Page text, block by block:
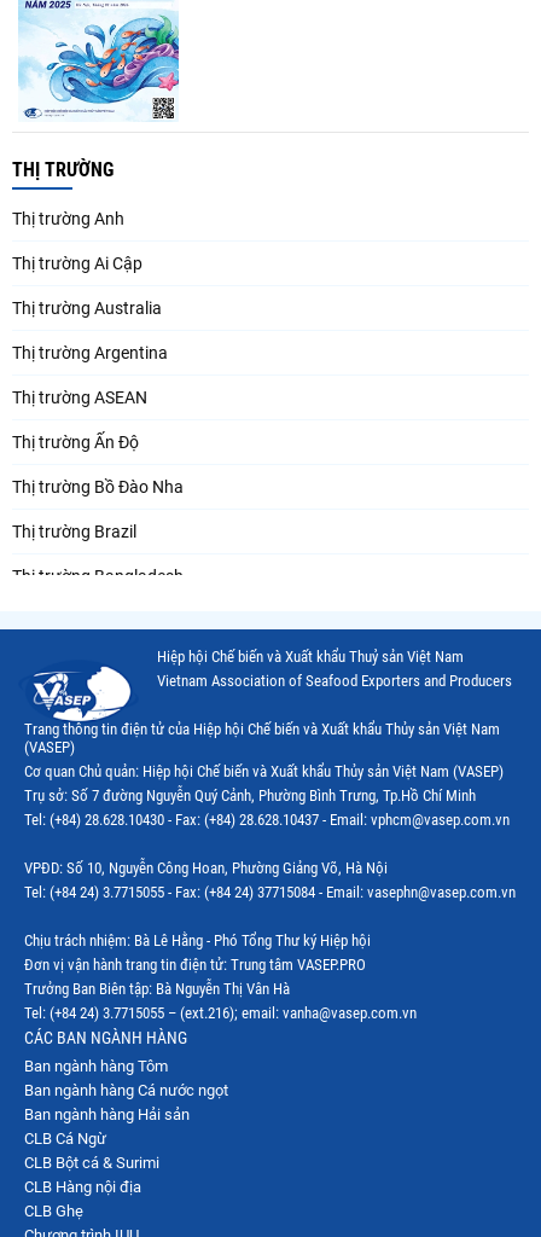
THỊ TRƯỜNG
Thị trường Anh
Thị trường Ai Cập
Thị trường Australia
Thị trường Argentina
Thị trường ASEAN
Thị trường Ấn Độ
Thị trường Bồ Đào Nha
Thị trường Brazil
Thị trường Bangladesh
Thị trường Canada
Thị trường Ecuador
Thị trường EU
Thị trường Indonesia
Thị trường Mỹ
Thị trường Nga
Thị trường Hàn Quốc
Thị trường Nhật Bản
Thị trường Thái Lan
Thị trường Trung Quốc
Thị trường Philippines
Thị trường Tây Ban Nha
Hiệp hội Chế biến và Xuất khẩu Thuỷ sản Việt Nam
Vietnam Association of Seafood Exporters and Producers
Trang thông tin điện tử của Hiệp hội Chế biến và Xuất khẩu Thủy sản Việt Nam
(VASEP)
Cơ quan Chủ quản: Hiệp hội Chế biến và Xuất khẩu Thủy sản Việt Nam (VASEP)
Trụ sở: Số 7 đường Nguyễn Quý Cảnh, Phường Bình Trưng, Tp.Hồ Chí Minh
Tel: (+84) 28.628.10430 - Fax: (+84) 28.628.10437 - Email: vphcm@vasep.com.vn
VPĐD: Số 10, Nguyễn Công Hoan, Phường Giảng Võ, Hà Nội
Tel: (+84 24) 3.7715055 - Fax: (+84 24) 37715084 - Email: vasephn@vasep.com.vn
Chịu trách nhiệm: Bà Lê Hằng - Phó Tổng Thư ký Hiệp hội
Đơn vị vận hành trang tin điện tử: Trung tâm VASEP.PRO
Trưởng Ban Biên tập: Bà Nguyễn Thị Vân Hà
Tel: (+84 24) 3.7715055 – (ext.216); email: vanha@vasep.com.vn
CÁC BAN NGÀNH HÀNG
Ban ngành hàng Tôm
Ban ngành hàng Cá nước ngọt
Ban ngành hàng Hải sản
CLB Cá Ngừ
CLB Bột cá & Surimi
CLB Hàng nội địa
CLB Ghẹ